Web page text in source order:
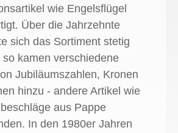
wie Engelsflügel
Über die Jahrzehnte
sich das Sortiment stetig
so kamen verschiedene
Jubiläumszahlen, Kronen
hinzu - andere Artikel wie
aus Pappe
In den 1980er Jahren